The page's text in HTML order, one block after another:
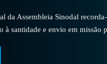
da Assembleia Sinodal
à santidade e envio em